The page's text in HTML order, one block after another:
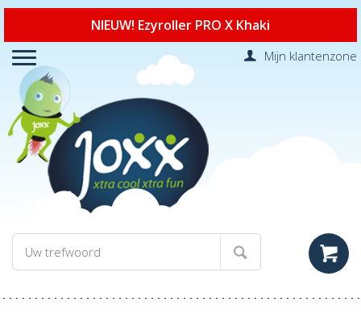
NIEUW! Ezyroller PRO X Khaki
Mijn klantenzone